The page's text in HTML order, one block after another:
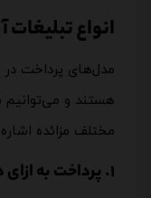
انواع تبلیغات
مدل‌های پرداخت در
هستند و می‌توانیم
مختلف مزائده
1. پرداخت به ازای هر کلیک – Pay Per Click